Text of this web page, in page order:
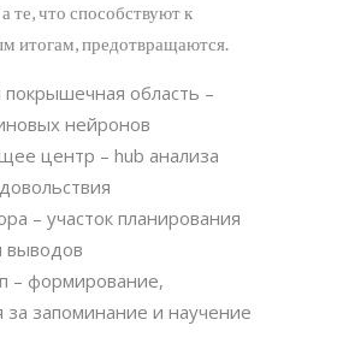
те, что способствуют к
итогам, предотвращаются.
область –
нейронов
центр – hub анализа
– участок планирования
выводов
– формирование,
запоминание и научение